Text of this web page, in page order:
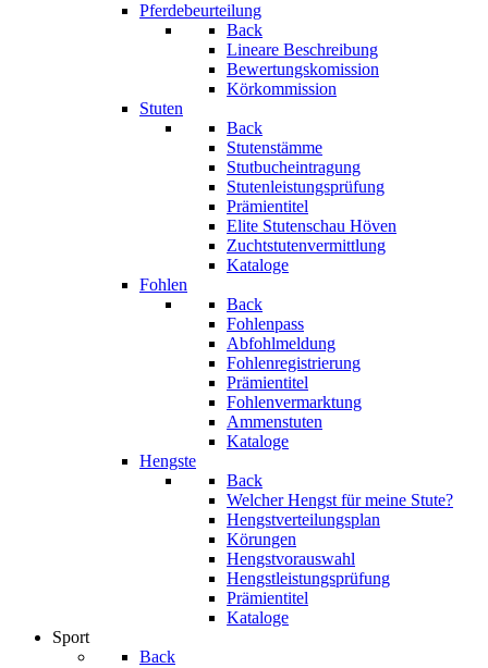
Pferdebeurteilung
Back
Lineare Beschreibung
Bewertungskomission
Körkommission
Stuten
Back
Stutenstämme
Stutbucheintragung
Stutenleistungsprüfung
Prämientitel
Elite Stutenschau Höven
Zuchtstutenvermittlung
Kataloge
Fohlen
Back
Fohlenpass
Abfohlmeldung
Fohlenregistrierung
Prämientitel
Fohlenvermarktung
Ammenstuten
Kataloge
Hengste
Back
Welcher Hengst für meine Stute?
Hengstverteilungsplan
Körungen
Hengstvorauswahl
Hengstleistungsprüfung
Prämientitel
Kataloge
Sport
Back